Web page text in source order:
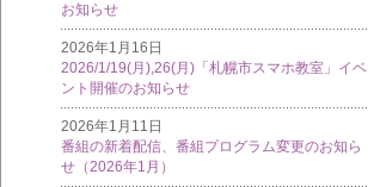
お知らせ
2026年1月16日
2026/1/19(月),26(月)「札幌市スマホ教室」イベ
ント開催のお知らせ
2026年1月11日
番組の新着配信、番組プログラム変更のお知ら
せ（2026年1月）